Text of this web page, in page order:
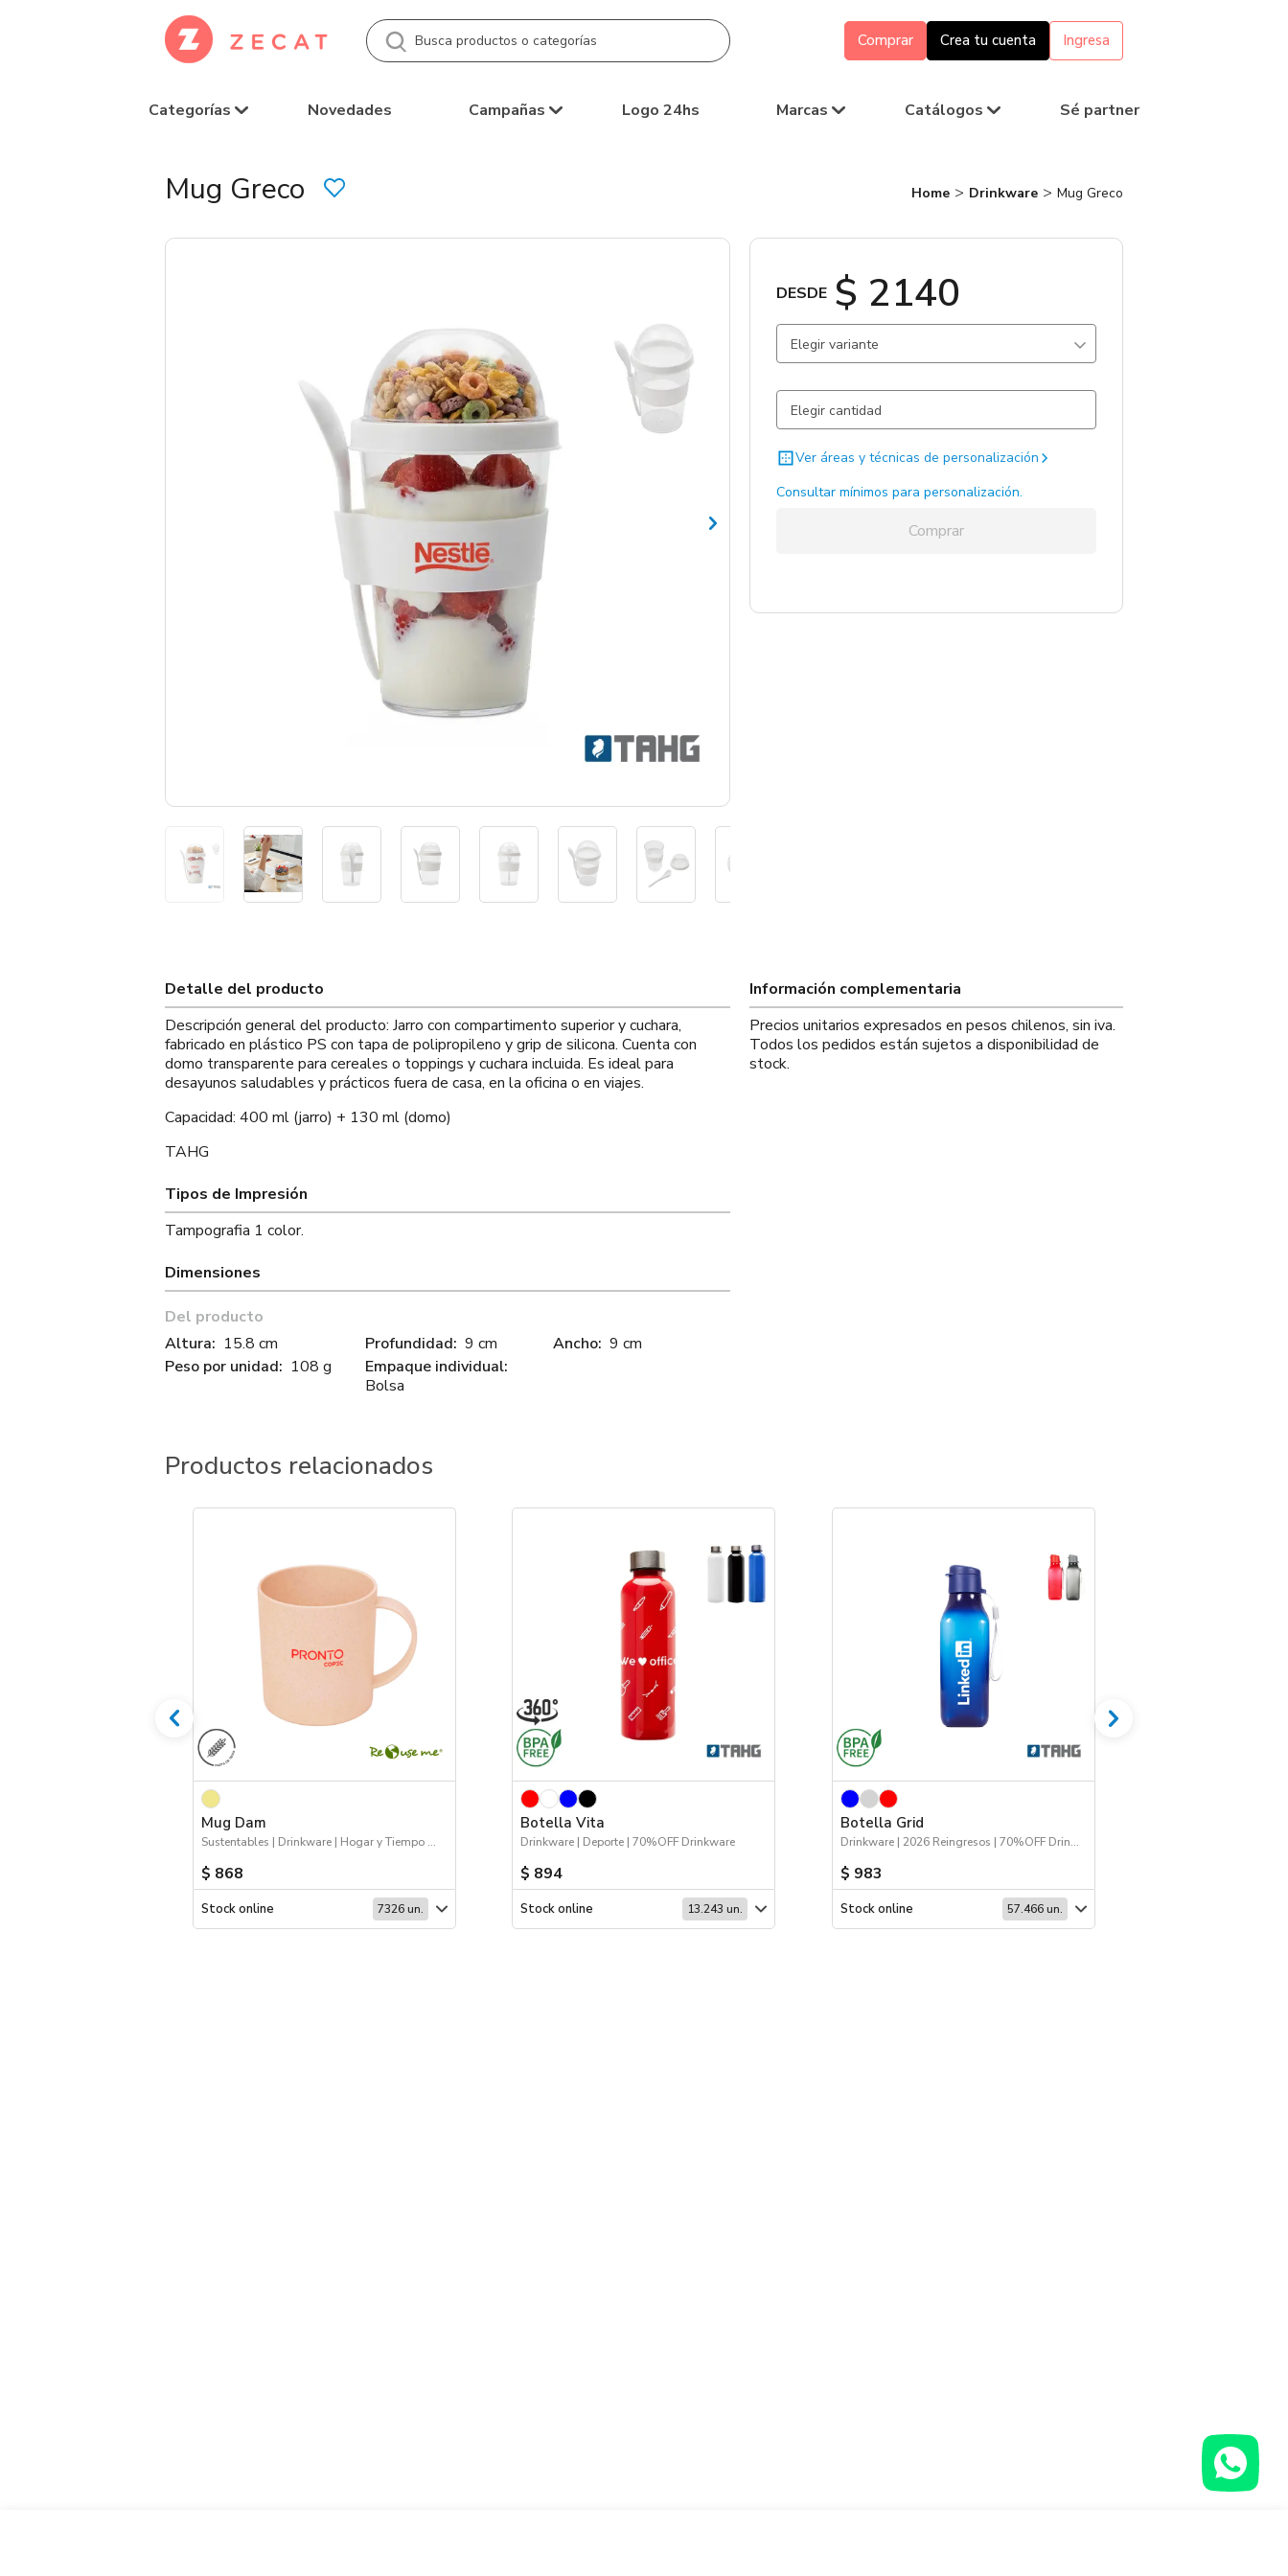
Comprar Crea tu cuenta Ingresa
Categorías Novedades Campañas Logo 24hs Marcas Catálogos Sé partner
Mug Greco Home Drinkware Mug Greco
DESDE $ 2140
Elegir variante
Transparente / Poliestileno / . 115 un.
Ver áreas y técnicas de personalización
Consultar mínimos para personalización.
Comprar
Detalle del producto
Descripción general del producto: Jarro con compartimento superior y cuchara,
fabricado en plástico PS con tapa de polipropileno y grip de silicona. Cuenta con
domo transparente para cereales o toppings y cuchara incluida. Es ideal para
desayunos saludables y prácticos fuera de casa, en la oficina o en viajes.
Capacidad: 400 ml (jarro) + 130 ml (domo)
TAHG
Tipos de Impresión
Tampografia 1 color.
Dimensiones
Del producto
Altura: 15.8 cm
Peso por unidad: 108 g
Profundidad: 9 cm
Empaque individual:
Bolsa
Ancho: 9 cm
Información complementaria
Precios unitarios expresados en pesos chilenos, sin iva.
Todos los pedidos están sujetos a disponibilidad de
stock.
Productos relacionados
Mug Dam
Sustentables | Drinkware | Hogar y Tiempo Libre
$ 868
Stock online 7326 un.
Botella Vita
Drinkware | Deporte | 70%OFF Drinkware
$ 894
Stock online 13.243 un.
Botella Grid
Drinkware | 2026 Reingresos | 70%OFF Drinkware | 2026 Fiestas Patrias
$ 983
Stock online 57.466 un.